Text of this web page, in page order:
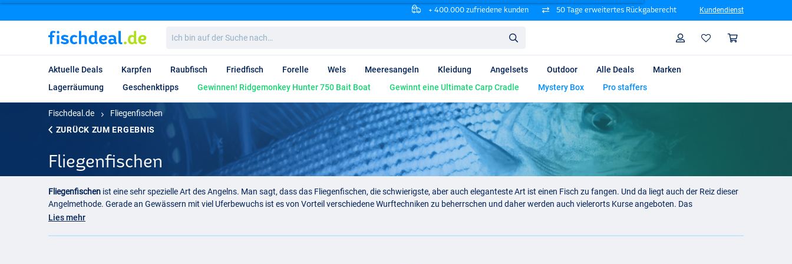
+ 400.000 zufriedene kunden 50 Tage erweitertes Rückgaberecht Kundendienst
bin
auf
Suche
nach…
Profil
Aktuelle Deals Karpfen Raubfisch Friedfisch Forelle Wels Meeresangeln Kleidung Angelsets Outdoor Alle Deals
Marken
Lagerräumung
Geschenktipps Gewinnen! Ridgemonkey Hunter 750 Bait Boat Gewinnt eine Ultimate Carp Cradle Mystery Box Pro staffers
Fischdeal.de
Fliegenfischen
ZURÜCK ZUM ERGEBNIS
Fliegenfischen
Fliegenfischen ist eine sehr spezielle Art des Angelns. Man sagt, dass das Fliegenfischen, die schwierigste, aber auch eleganteste Art ist einen Fisch zu fangen. Und da liegt auch der Reiz dieser
Angelmethode. Gerade an Gewässern mit viel Uferbewuchs ist es von Vorteil verschiedene Wurftechniken zu beherrschen und daher werden auch vielerorts Kurse angeboten. Das
Fliegenfischen ist die Kunst der perfekten Imitation natürlicher Nahrung und das Erlebnis der perfekten Köderpräsentation plus Biss steht für viele Angler noch vor dem Fang des Fisches selber.
Fliegenfischen Deutschland und Österreich
Lies mehr